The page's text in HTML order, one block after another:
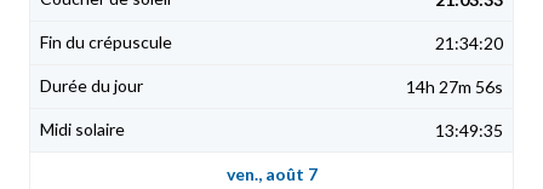
21:34:20
14h 27m 56s
13:49:35
ven., août 7